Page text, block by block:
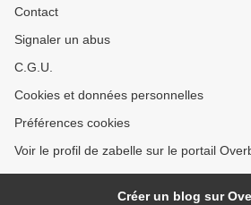
Contact
Signaler un abus
C.G.U.
Cookies et données personnelles
Préférences cookies
Voir le profil de zabelle sur le portail
Créer un blog sur